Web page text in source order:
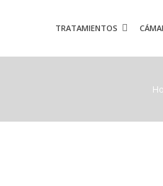
TRATAMIENTOS